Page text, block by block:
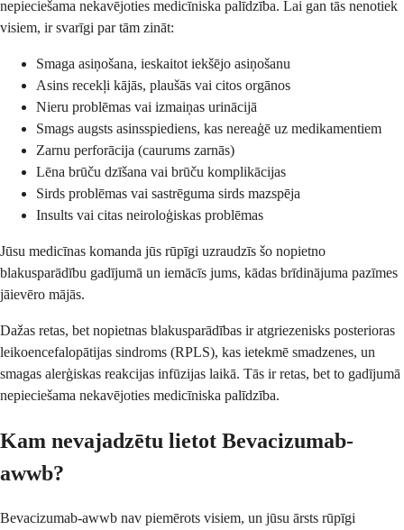
nepieciešama nekavējoties medicīniska palīdzība. Lai gan tās nenotiek
visiem, ir svarīgi par tām zināt:
Smaga asiņošana, ieskaitot iekšējo asiņošanu
Asins recekļi kājās, plaušās vai citos orgānos
Nieru problēmas vai izmaiņas urinācijā
Smags augsts asinsspiediens, kas nereaģē uz medikamentiem
Zarnu perforācija (caurums zarnās)
Lēna brūču dzīšana vai brūču komplikācijas
Sirds problēmas vai sastrēguma sirds mazspēja
Insults vai citas neiroloģiskas problēmas
Jūsu medicīnas komanda jūs rūpīgi uzraudzīs šo nopietno
blakusparādību gadījumā un iemācīs jums, kādas brīdinājuma pazīmes
jāievēro mājās.
Dažas retas, bet nopietnas blakusparādības ir atgriezenisks posterioras
leikoencefalopātijas sindroms (RPLS), kas ietekmē smadzenes, un
smagas alerģiskas reakcijas infūzijas laikā. Tās ir retas, bet to gadījumā
nepieciešama nekavējoties medicīniska palīdzība.
Kam nevajadzētu lietot Bevacizumab-
awwb?
Bevacizumab-awwb nav piemērots visiem, un jūsu ārsts rūpīgi